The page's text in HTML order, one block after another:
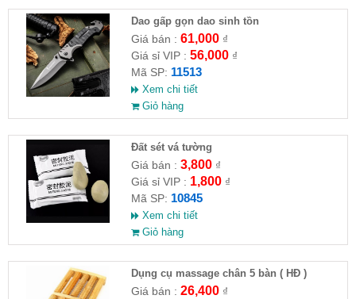
Dao gấp gọn dao sinh tồn
Giá bán : 61,000₫
Giá sỉ VIP : 56,000₫
Mã SP: 11513
Xem chi tiết
Giỏ hàng
Đất sét vá tường
Giá bán : 3,800₫
Giá sỉ VIP : 1,800₫
Mã SP: 10845
Xem chi tiết
Giỏ hàng
Dụng cụ massage chân 5 bàn ( HĐ )
Giá bán : 26,400₫